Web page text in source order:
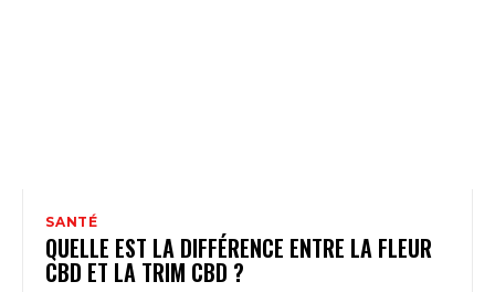
SANTÉ
QUELLE EST LA DIFFÉRENCE ENTRE LA FLEUR
CBD ET LA TRIM CBD ?